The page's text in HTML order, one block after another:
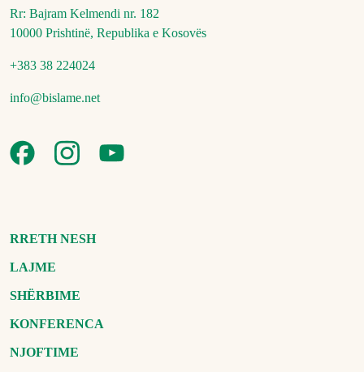
Rr: Bajram Kelmendi nr. 182
10000 Prishtinë, Republika e Kosovës
+383 38 224024
info@bislame.net
RRETH NESH
LAJME
SHËRBIME
KONFERENCA
NJOFTIME